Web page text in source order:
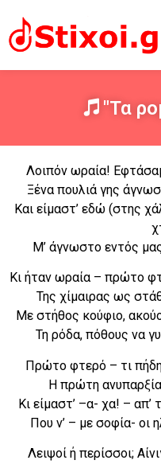
"Τα
Λοιπόν ωραία!
Ξένα πουλιά γης
Και είμαστ’ εδώ (στης
Μ’ άγνωστο εντός
Κι ήταν ωραία – πρώτο
Της χίμαιρας ως
Με στήθος κούφιο,
Τη ρόδα, πόθους να
Πρώτο φτερό – τι
Η πρώτη
Κι είμαστ’ –α- χα! – απ’
Που ν’ – με σοφία- οι
Λειψοί ή περίσσοι;